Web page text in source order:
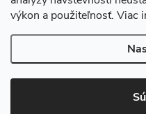
výkon a použiteľnosť. Viac
e
Copyright 2026